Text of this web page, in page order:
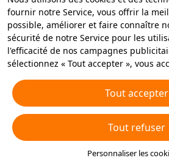
fournir notre Service, vous offrir la
possible, améliorer et faire connaître
sécurité de notre Service pour les
l'efficacité de nos campagnes
sélectionnez « Tout accepter », vous
similaires sur votre appareil à des fins
pouvez aussi « rejeter tous » les
choisir les types de cookies que vous
rejeter à tout moment dans vos
ou en cliquant sur « Personnaliser les
Pour plus de détails, consultez notre
Tout accepter
Tout refuser
Personnaliser les